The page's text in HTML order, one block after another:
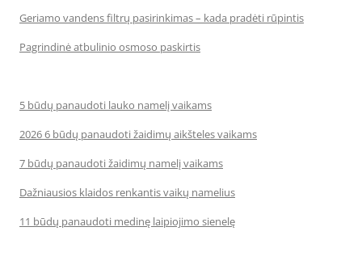
Geriamo vandens filtrų pasirinkimas – kada pradėti rūpintis
Pagrindinė atbulinio osmoso paskirtis
5 būdų panaudoti lauko namelį vaikams
2026 6 būdų panaudoti žaidimų aikšteles vaikams
7 būdų panaudoti žaidimų namelį vaikams
Dažniausios klaidos renkantis vaikų namelius
11 būdų panaudoti medinę laipiojimo sienelę